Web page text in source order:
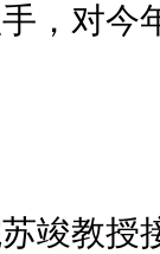
，对今
竣教授